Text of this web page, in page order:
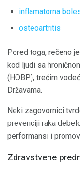
inflamatorna
osteoartritis
Pored toga, rečeno
kod ljudi sa
(HOBP), trećim
Državama.
Neki zagovornici
prevenciji raka
performansi i
Zdravstvene